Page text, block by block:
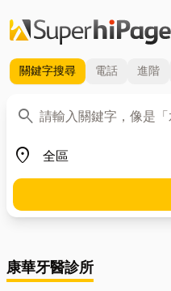
關鍵字搜尋 電話 進階
search
關鍵字
place
地區
康華牙醫診所